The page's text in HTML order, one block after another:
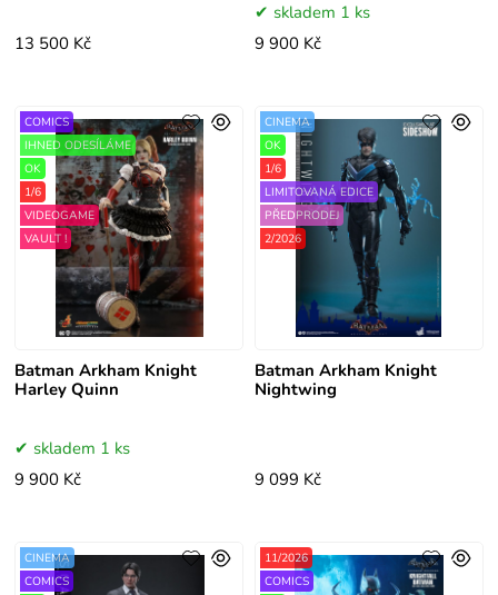
13 500 Kč
skladem 1 ks
9 900 Kč
Batman Arkham Knight
Harley Quinn
COMICS
IHNED ODESÍLÁME
OK
1/6
VIDEOGAME
VAULT !
skladem 1 ks
9 900 Kč
Batman Arkham Knight
Nightwing
CINEMA
OK
1/6
LIMITOVANÁ EDICE
PŘEDPRODEJ
2/2026
9 099 Kč
CINEMA
COMICS
11/2026
COMICS